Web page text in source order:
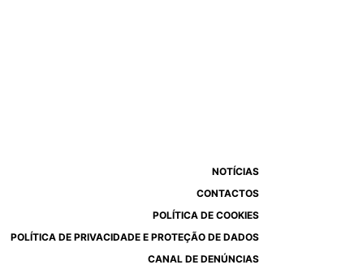
NOTÍCIAS
CONTACTOS
POLÍTICA DE COOKIES
POLÍTICA DE PRIVACIDADE E PROTEÇÃO DE DADOS
CANAL DE DENÚNCIAS